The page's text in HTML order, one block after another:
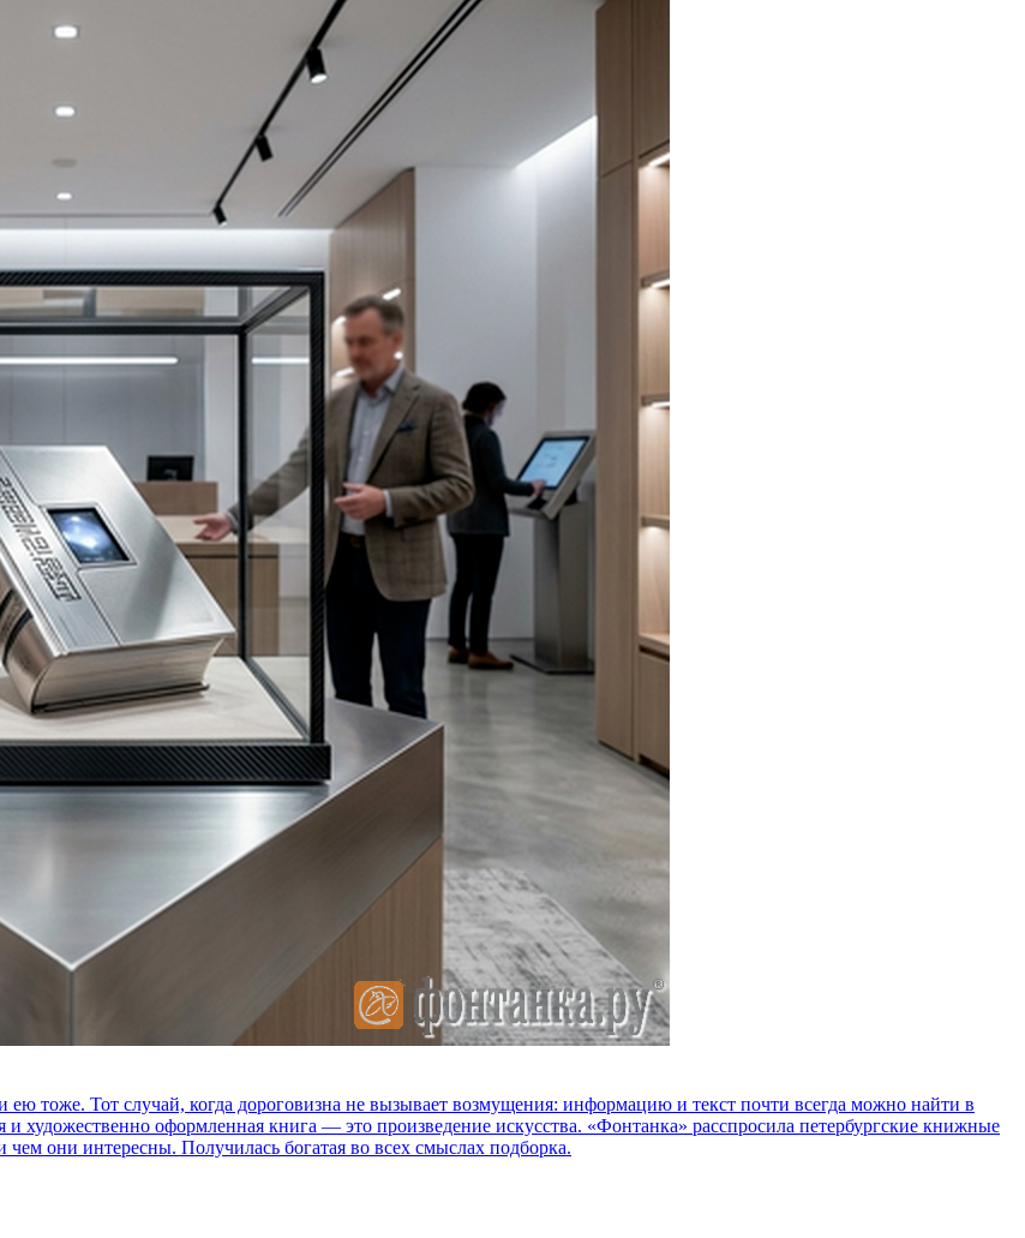
тоже. Тот случай, когда дороговизна не вызывает возмущения: информацию и текст почти всегда можно найти в
художественно оформленная книга — это произведение искусства. «Фонтанка» расспросила петербургские книжные
они интересны. Получилась богатая во всех смыслах подборка.